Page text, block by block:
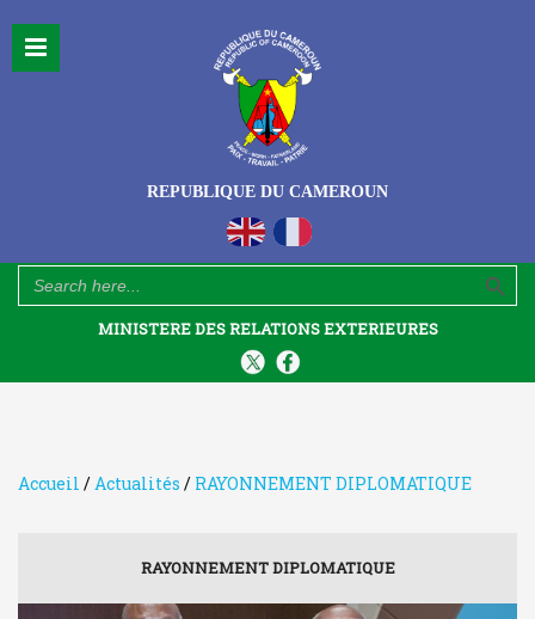
REPUBLIQUE DU CAMEROUN
Search
for:
Search Button
MINISTERE DES RELATIONS EXTERIEURES
Accueil /Actualités / RAYONNEMENT DIPLOMATIQUE
RAYONNEMENT DIPLOMATIQUE